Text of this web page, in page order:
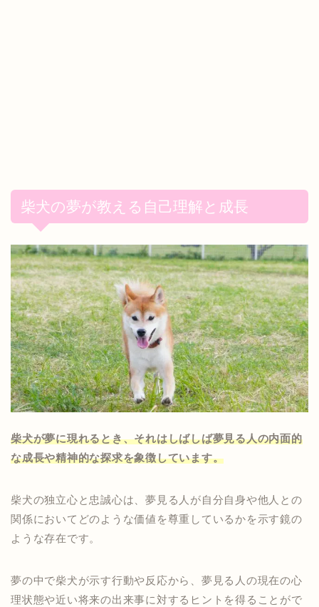
柴犬の夢が教える自己理解と成長
柴犬が夢に現れるとき、それはしばしば夢見る人の内面的
な成長や精神的な探求を象徴しています。
柴犬の独立心と忠誠心は、夢見る人が自分自身や他人との
関係においてどのような価値を尊重しているかを示す鏡の
ような存在です。
夢の中で柴犬が示す行動や反応から、夢見る人の現在の心
理状態や近い将来の出来事に対するヒントを得ることがで